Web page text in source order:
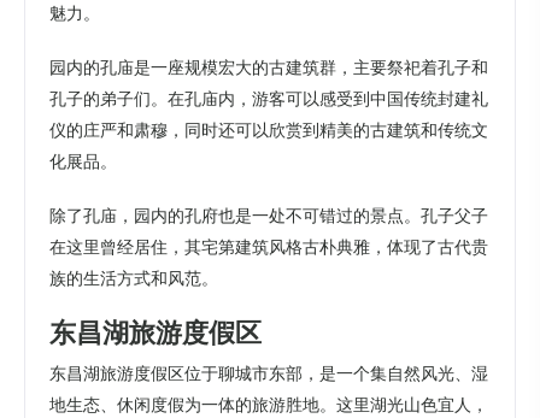
魅力。
园内的孔庙是一座规模宏大的古建筑群，主要祭祀着孔子和
孔子的弟子们。在孔庙内，游客可以感受到中国传统封建礼
仪的庄严和肃穆，同时还可以欣赏到精美的古建筑和传统文
化展品。
除了孔庙，园内的孔府也是一处不可错过的景点。孔子父子
在这里曾经居住，其宅第建筑风格古朴典雅，体现了古代贵
族的生活方式和风范。
东昌湖旅游度假区
东昌湖旅游度假区位于聊城市东部，是一个集自然风光、湿
地生态、休闲度假为一体的旅游胜地。这里湖光山色宜人，